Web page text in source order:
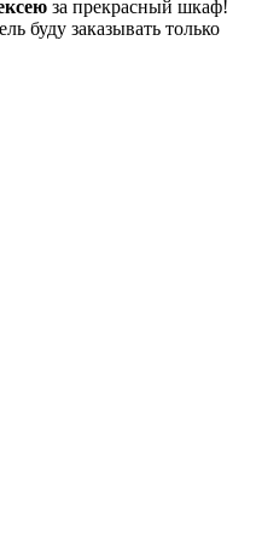
за прекрасный шкаф!
буду заказывать только